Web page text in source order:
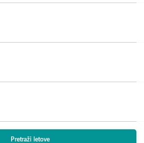
Pretraži letove